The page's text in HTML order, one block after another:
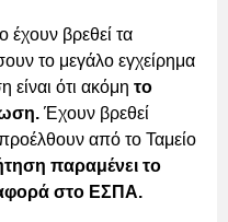
βρεθεί τα
το μεγάλο εγχείρημα
είναι ότι ακόμη το
Έχουν βρεθεί
από το Ταμείο
παραμένει το
αφορά στο ΕΣΠΑ.